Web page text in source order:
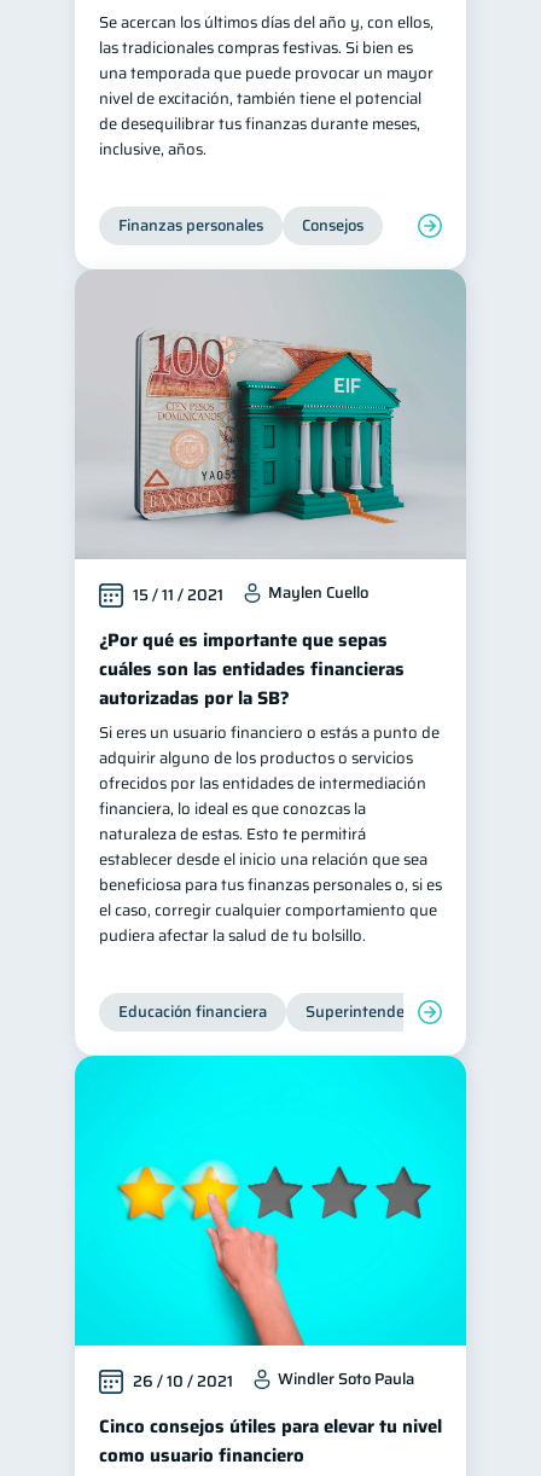
Retiro Doble sueldo
Gasto responsable 1
información financiera
Se acercan los últimos días del año y, con ellos,
las tradicionales compras festivas. Si bien es
una temporada que puede provocar un mayor
nivel de excitación, también tiene el potencial
de desequilibrar tus finanzas durante meses,
inclusive, años.
Finanzas personales Consejos
15 / 11 / 2021 Maylen Cuello
¿Por qué es importante que sepas
cuáles son las entidades financieras
autorizadas por la SB?
Si eres un usuario financiero o estás a punto de
adquirir alguno de los productos o servicios
ofrecidos por las entidades de intermediación
financiera, lo ideal es que conozcas la
naturaleza de estas. Esto te permitirá
establecer desde el inicio una relación que sea
beneficiosa para tus finanzas personales o, si es
el caso, corregir cualquier comportamiento que
pudiera afectar la salud de tu bolsillo.
Educación financiera Superintendencia de Bancos
26 / 10 / 2021 Windler Soto Paula
Cinco consejos útiles para elevar tu nivel
como usuario financiero